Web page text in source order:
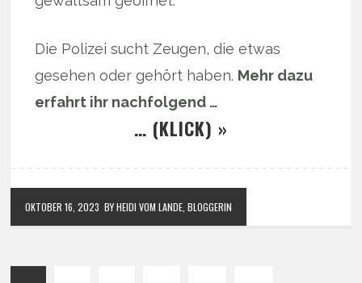
Die Polizei sucht Zeugen, die etwas
gesehen oder gehört haben. Mehr dazu
erfahrt ihr nachfolgend …
… (KLICK) »
OKTOBER 16, 2023 BY HEIDI VOM LANDE, BLOGGERIN